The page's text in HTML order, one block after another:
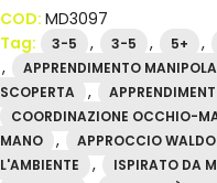
COD: MD3097
Tag:
3-5 , 3-5 , 5+ ,
, APPRENDIMENTO
SCOPERTA
,
COORDINAZIONE OCCHIO-
MANO
, APPROCCIO
L'AMBIENTE
, ISPIRATO DA